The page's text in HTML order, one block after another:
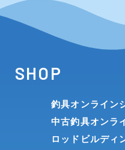
SHOP
釣具オンライン
中古釣具オンラ
ロッドビルディ